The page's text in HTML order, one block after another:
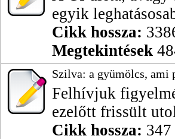
egyik
Cikk hossza:
Megtekintések
Szilva: a gyümölcs, ami
Felhívjuk
ezelőtt frissült
Cikk hossza: